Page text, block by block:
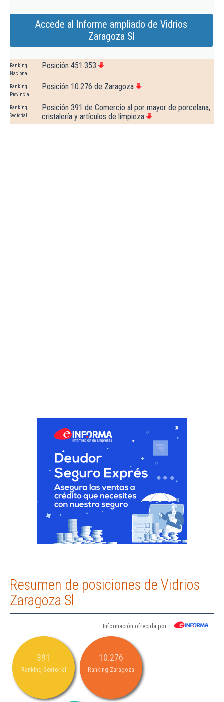
Accede al Informe ampliado de Vidrios
Zaragoza Sl
Ranking
Nacional
Posición 451.353
Ranking
Provincial
Posición 10.276 de Zaragoza
Ranking
Sectorial
Posición 391 de Comercio al por mayor de porcelana,
cristalería y artículos de limpieza
Resumen de posiciones de Vidrios
Zaragoza Sl
Información ofrecida por
391
Ranking Sectorial
10.276
Ranking Zaragoza